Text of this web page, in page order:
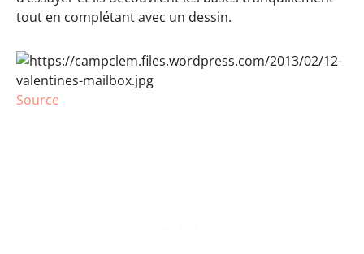
tout en complétant avec un dessin.
Source